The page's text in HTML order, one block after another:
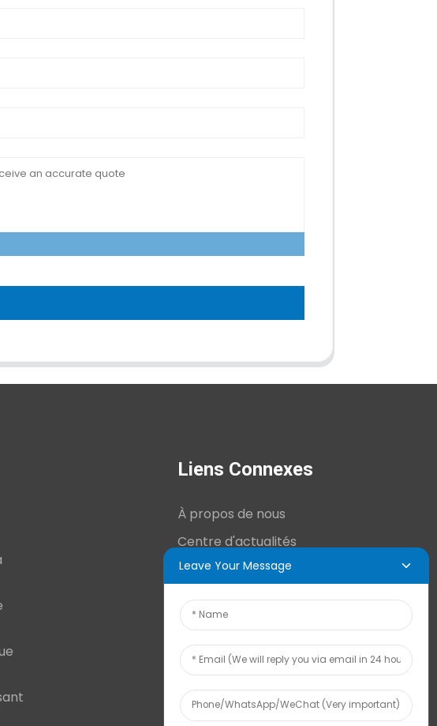
Liens Connexes
À propos de nous
Centre d'actualités
Informations techniques
Contactez-nous
Leave Your Message